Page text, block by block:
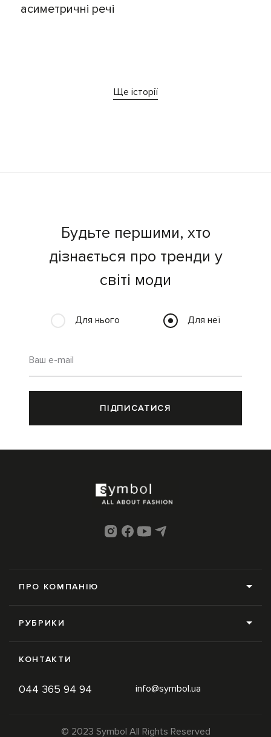
асиметричні речі
Ще історії
Будьте першими, хто
дізнається про тренди у
світі моди
Для нього Для неї
Ваш e-mail
ПІДПИСАТИСЯ
ПРО КОМПАНІЮ
Контакти
Політика конфіденційності
РУБРИКИ
Trends
КОНТАКТИ
044 365 94 94 info@symbol.ua
© 2023 Symbol All Rights Reserved